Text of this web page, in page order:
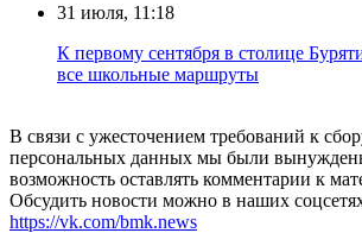
31 июля, 11:18
К первому сентября в столице
все школьные маршруты
В связи с ужесточением требований к
персональных данных мы были
возможность оставлять комментарии к
Обсудить новости можно в наших
https://vk.com/bmk.news